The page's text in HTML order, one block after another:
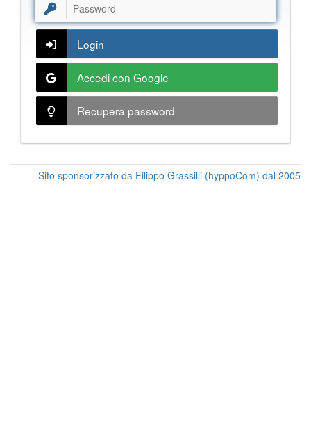
Login
Accedi con Google
Recupera password
Sito sponsorizzato da Filippo Grassilli (hyppoCom) dal 2005